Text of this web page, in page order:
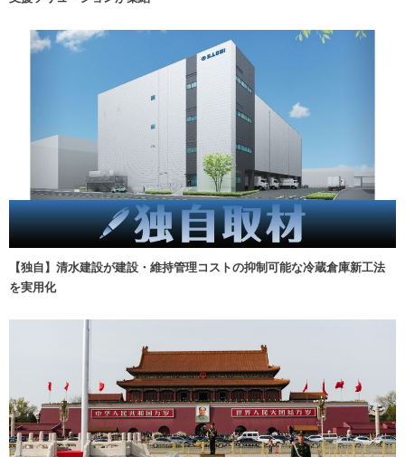
【独自】清水建設が建設・維持管理コストの抑制可能な冷蔵倉庫新工法
を実用化